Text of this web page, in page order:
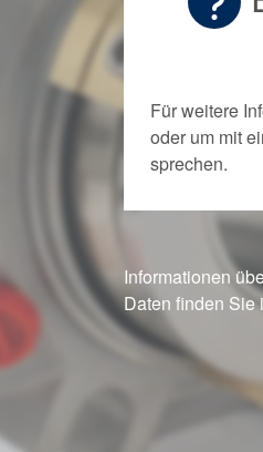
Für weitere
oder um mit
sprechen.
Informationen
Daten finden Sie